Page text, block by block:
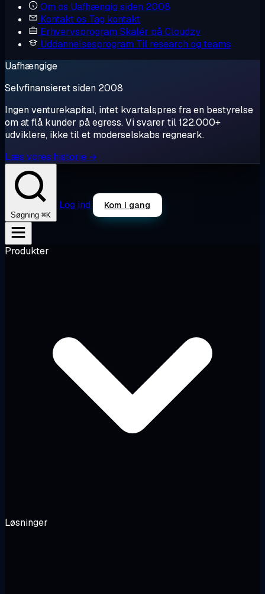
Om os Uafhængig siden 2008
Kontakt os Tag kontakt
Erhvervsprogram Skalér på Cloudzy
Uddannelsesprogram Til research og teams
Uafhængige
Selvfinansieret siden 2008
Ingen venturekapital, intet kvartalspres fra en bestyrelse
om at flå kunder på egress. Vi svarer til 122.000+
udviklere, ikke til et moderselskabs regneark.
Læs vores historie →
Søgning ⌘K
Log ind Kom i gang
Produkter
Løsninger